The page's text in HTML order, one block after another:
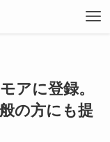
アに登録。
の方にも提